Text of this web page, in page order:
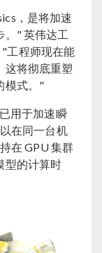
，是将加速
。" 英伟达工
工程师现在能
这将彻底重塑
模式。"
用于加速瞬
在同一台机
在 GPU 集群
型的计算时